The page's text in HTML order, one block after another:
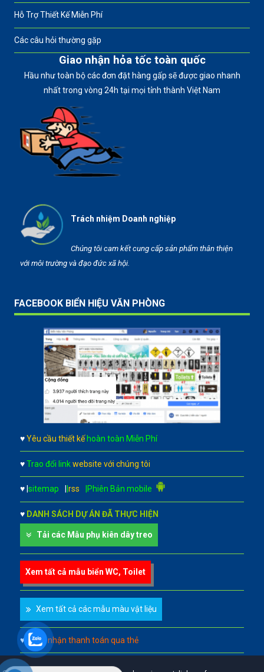
Hỗ Trợ Thiết Kế Miễn Phí
Các câu hỏi thường gặp
Giao nhận hỏa tốc toàn quốc
Hầu như toàn bộ các đơn đặt hàng gấp sẽ được giao nhanh
nhất trong vòng 24h tại mọi tỉnh thành Việt Nam
Trách nhiệm Doanh nghiệp
Chúng tôi cam kết cung cấp sản phẩm thân thiện
với môi trường và đạo đức xã hội.
FACEBOOK BIỂN HIỆU VĂN PHÒNG
♥ Yêu cầu thiết kế hoàn toàn Miễn Phí
♥ Trao đổi link website với chúng tôi
♥ |sitemap |rss |Phiên Bản mobile
♥ DANH SÁCH DỰ ÁN ĐÃ THỰC HIỆN
Tải các Mẫu phụ kiên dây treo
Xem tất cả mẫu biển WC, Toilet
Xem tất cả các mẫu màu vật liệu
♥ Chấp nhận thanh toán qua thẻ